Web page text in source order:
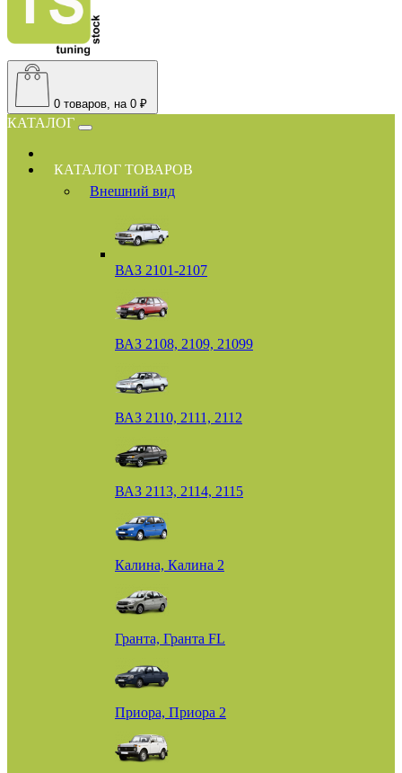
0 товаров, на 0 ₽
КАТАЛОГ
КАТАЛОГ ТОВАРОВ
Внешний вид
ВАЗ 2101-2107
ВАЗ 2108, 2109, 21099
ВАЗ 2110, 2111, 2112
ВАЗ 2113, 2114, 2115
Калина, Калина 2
Гранта, Гранта FL
Приора, Приора 2